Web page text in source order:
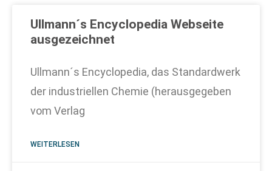
Ullmann´s Encyclopedia Webseite
ausgezeichnet
Ullmann´s Encyclopedia, das Standardwerk
der industriellen Chemie (herausgegeben
vom Verlag
WEITERLESEN